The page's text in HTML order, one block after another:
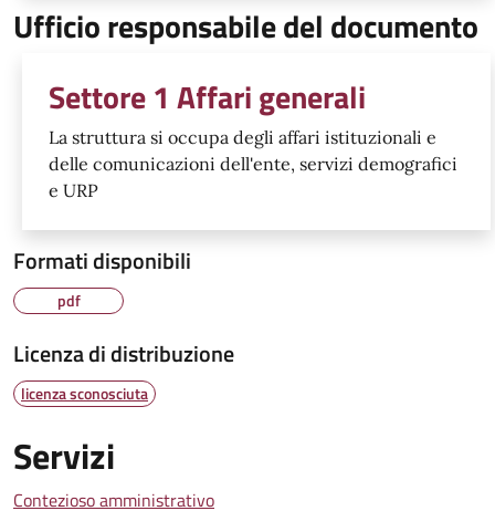
Ufficio responsabile del documento
Settore 1 Affari generali
La struttura si occupa degli affari istituzionali e
delle comunicazioni dell'ente, servizi demografici
e URP
Formati disponibili
pdf
Licenza di distribuzione
licenza sconosciuta
Servizi
Contezioso amministrativo